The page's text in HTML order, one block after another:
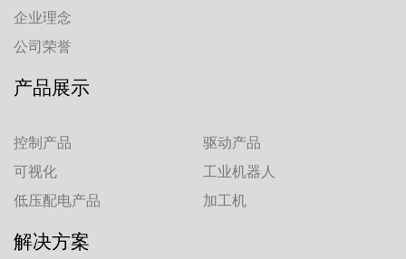
企业理念
公司荣誉
产品展示
控制产品
驱动产品
可视化
工业机器人
低压配电产品
加工机
解决方案